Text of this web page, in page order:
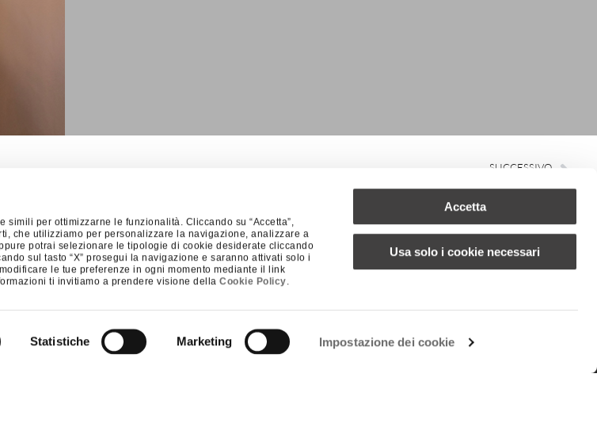
per ottimizzarne le funzionalità. Cliccando su “Accetta”,
che utilizziamo per personalizzare la navigazione, analizzare a
potrai selezionare le tipologie di cookie desiderate cliccando
sul tasto “X” prosegui la navigazione e saranno attivati solo i
le tue preferenze in ogni momento mediante il link
ti invitiamo a prendere visione dellaCookie Policy.
Statistiche Marketing Impostazione dei cookie
Accetta
Usa solo i cookie necessari
SUCCESSIVO
SOCIAL
INSTAGRAM
VIMEO
ISCRIVITI ALLA NEWSLETTER